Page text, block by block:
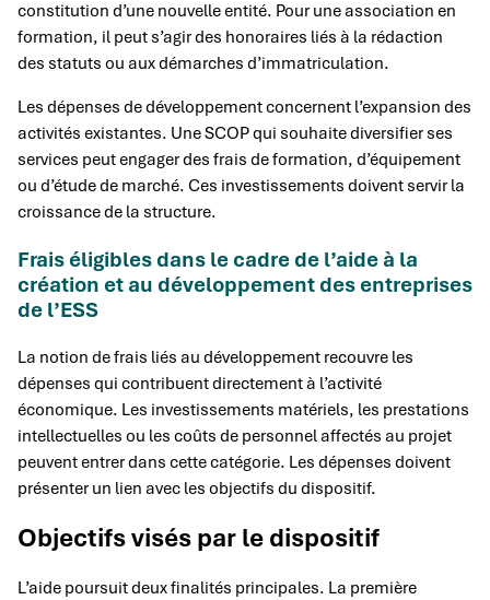
constitution d’une nouvelle entité. Pour une association en
formation, il peut s’agir des honoraires liés à la rédaction
des statuts ou aux démarches d’immatriculation.
Les dépenses de développement concernent l’expansion des
activités existantes. Une SCOP qui souhaite diversifier ses
services peut engager des frais de formation, d’équipement
ou d’étude de marché. Ces investissements doivent servir la
croissance de la structure.
Frais éligibles dans le cadre de l’aide à la
création et au développement des entreprises
de l’ESS
La notion de frais liés au développement recouvre les
dépenses qui contribuent directement à l’activité
économique. Les investissements matériels, les prestations
intellectuelles ou les coûts de personnel affectés au projet
peuvent entrer dans cette catégorie. Les dépenses doivent
présenter un lien avec les objectifs du dispositif.
Objectifs visés par le dispositif
L’aide poursuit deux finalités principales. La première